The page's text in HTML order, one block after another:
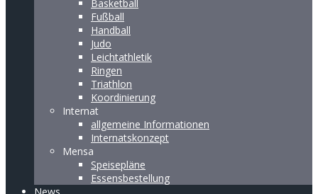
Basketball
Fußball
Handball
Judo
Leichtathletik
Ringen
Triathlon
Koordinierung
Internat
allgemeine Informationen
Internatskonzept
Mensa
Speisepläne
Essensbestellung